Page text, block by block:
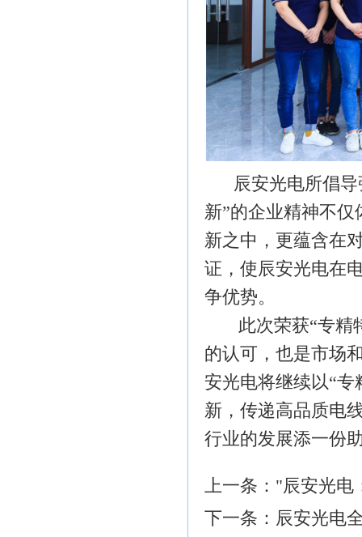
辰安光电所倡导
新”的企业精神不
新之中，更蕴含在
证，使辰安光电在
争优势。
此次荣获“专精
的认可，也是市场
安光电将继续以“专
新，传递高品质电
行业的发展添一份
上一条： "辰安光电
下一条： 辰安光电